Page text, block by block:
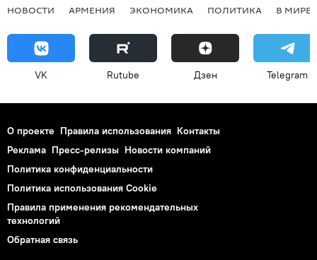
НОВОСТИ АРМЕНИЯ ЭКОНОМИКА ПОЛИТИКА В МИРЕ
VK Rutube Дзен Telegram
О проекте Правила использования Контакты
Реклама Пресс-релизы Новости компаний
Политика конфиденциальности
Политика использования Cookie
Правила применения рекомендательных
технологий
Обратная связь